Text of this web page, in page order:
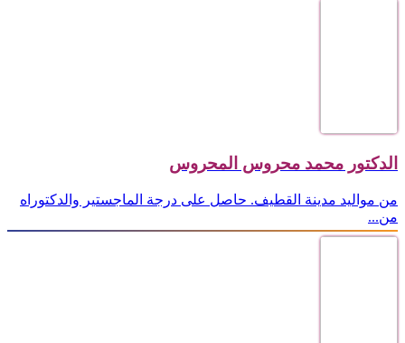
الدكتور محمد محروس المحروس
من مواليد مدينة القطيف. حاصل على درجة الماجستير والدكتوراه
من...